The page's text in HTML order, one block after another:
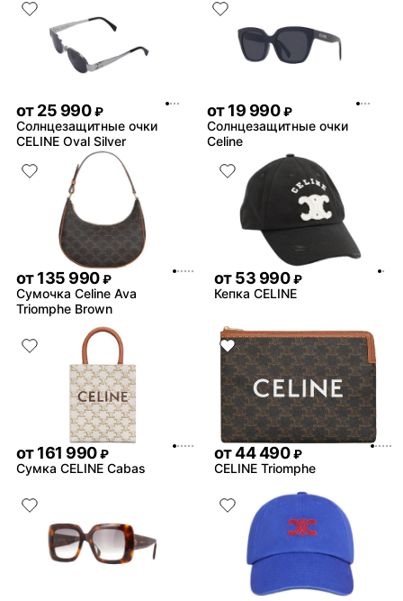
от25 990 ₽
Солнцезащитные очки
CELINE Oval Silver
от19 990 ₽
Солнцезащитные очки
Celine
от135 990 ₽
Сумочка Celine Ava
Triomphe Brown
от53 990 ₽
Кепка CELINE
от161 990 ₽
Сумка CELINE Cabas
от44 490 ₽
CELINE Triomphe